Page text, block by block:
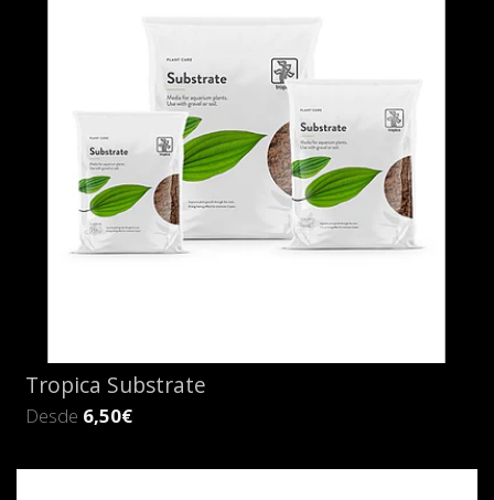
Tropica Substrate
Desde 6,50€